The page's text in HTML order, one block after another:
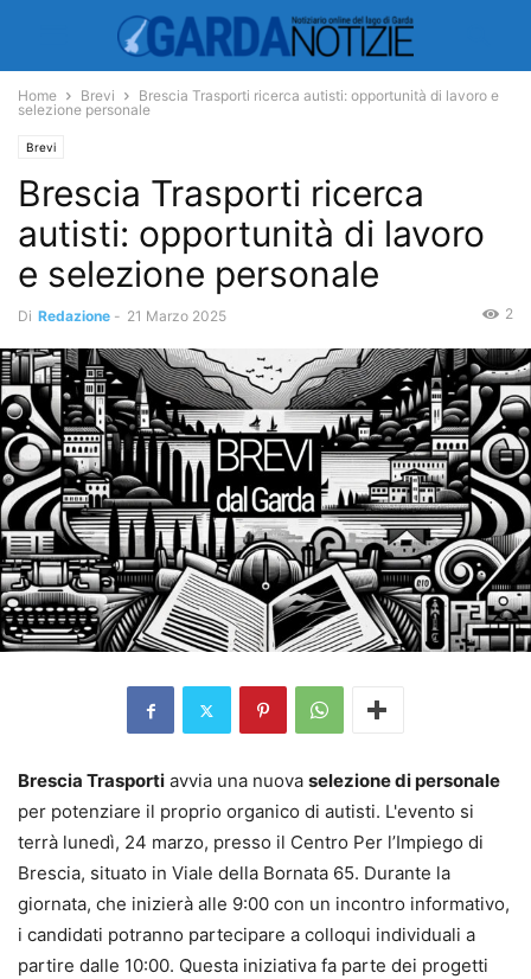
Home Brevi
Brescia Trasporti ricerca autisti: opportunità di lavoro e
selezione personale
Brevi
Brescia Trasporti ricerca
autisti: opportunità di lavoro
e selezione personale
Di Redazione - 21 Marzo 2025 2
Brescia Trasporti avvia una nuova selezione di personale
per potenziare il proprio organico di autisti. L'evento si
terrà lunedì, 24 marzo, presso il Centro Per l’Impiego di
Brescia, situato in Viale della Bornata 65. Durante la
giornata, che inizierà alle 9:00 con un incontro informativo,
i candidati potranno partecipare a colloqui individuali a
partire dalle 10:00. Questa iniziativa fa parte dei progetti